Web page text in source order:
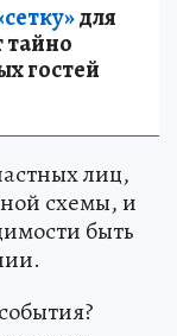
для
тайно
гостей
лиц,
схемы, и
быть